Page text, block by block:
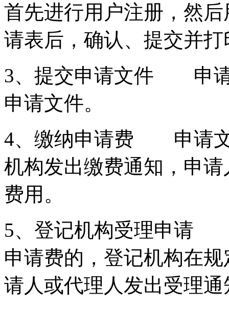
首先进行用户注册，然
请表后，确认、提交并
3、提交申请文件 申请
申请文件。
4、缴纳申请费 申请文
机构发出缴费通知，申
费用。
5、登记机构受理申请
申请费的，登记机构在
请人或代理人发出受理